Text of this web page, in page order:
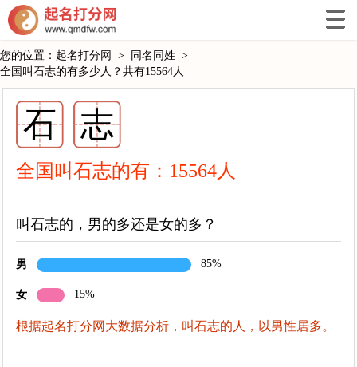
您的位置： 起名打分网 > 同名同姓 >
全国叫石志的有多少人？共有15564人
石 志
全国叫石志的有： 15564人
叫石志的，男的多还是女的多？
男 85%
女 15%
根据起名打分网大数据分析，叫石志的人，以男性居多。